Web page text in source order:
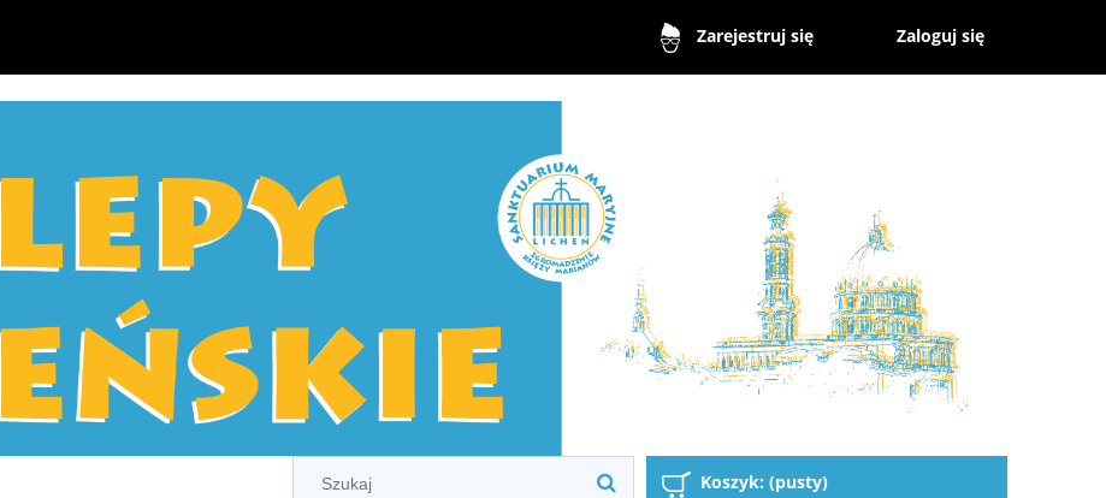
Zarejestruj się Zaloguj się
Koszyk: (pusty)